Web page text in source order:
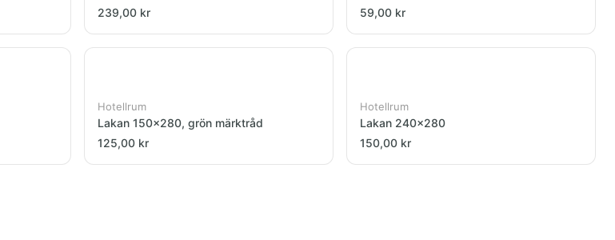
239,00 kr
59,00 kr
Hotellrum
Lakan 150x280, grön märktråd
125,00 kr
Hotellrum
Lakan 240x280
150,00 kr